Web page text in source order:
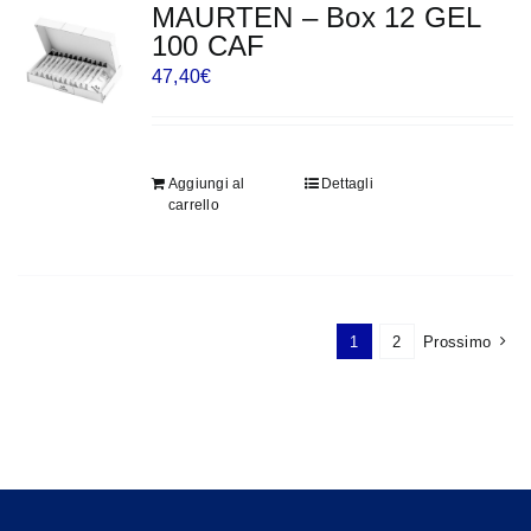
MAURTEN – Box 12 GEL
100 CAF
47,40€
Aggiungi al
carrello
Dettagli
1 2 Prossimo